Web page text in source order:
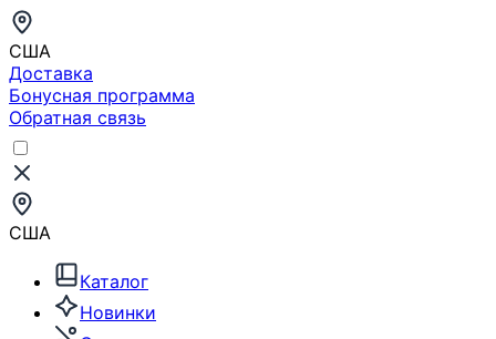
США
Доставка
Бонусная программа
Обратная связь
США
Каталог
Новинки